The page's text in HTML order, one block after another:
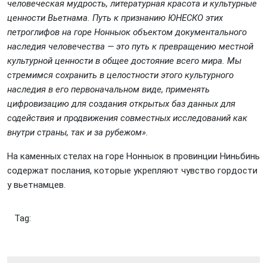
человеческая мудрость, литературная красота и культурные
ценности Вьетнама. Путь к признанию ЮНЕСКО этих
петроглифов на горе Нонныок объектом документального
наследия человечества — это путь к превращению местной
культурной ценности в общее достояние всего мира. Мы
стремимся сохранить в целостности этого культурного
наследия в его первоначальном виде, применять
цифровизацию для создания открытых баз данных для
содействия и продвижения совместных исследований как
внутри страны, так и за рубежом».
На каменных стелах на горе Нонныок в провинции Ниньбинь
содержат послания, которые укрепляют чувство гордости
у вьетнамцев.
Tag: